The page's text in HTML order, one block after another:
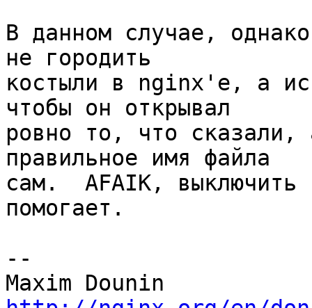
В данном случае,
не городить
костыли в nginx'е, а
чтобы он открывал
ровно то, что сказали,
правильное имя файла
сам.  AFAIK,
помогает.
--